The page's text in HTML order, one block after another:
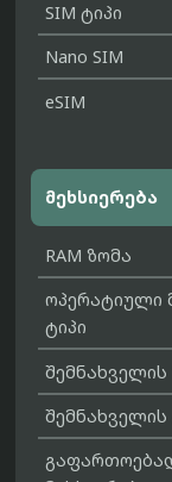
SIM ტიპი
Nano SIM
eSIM
მეხსიერება
RAM ზომა
ოპერატიული
ტიპი
შემნახველის
შემნახველის